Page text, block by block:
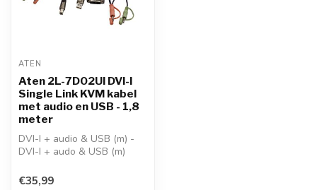
ATEN
Aten 2L-7D02UI DVI-I
Single Link KVM kabel
met audio en USB - 1,8
meter
DVI-I + audio & USB (m) -
DVI-I + audo & USB (m)
con...
€35,99